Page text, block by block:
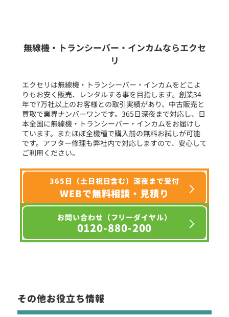
フリーワード入力(製品名等)
選択条件をリセット
無線機・トランシーバー・インカムならエクセ
リ
エクセリは無線機・トランシーバー・インカムをどこよ
りもお安く販売、レンタルする事を目指します。創業34
年で7万社以上のお客様との取引実績があり、中古販売と
買取で業界ナンバーワンです。365日深夜まで対応し、日
本全国に無線機・トランシーバー・インカムをお届けし
ています。またほぼ全機種で購入前の無料お試しが可能
です。アフター修理も弊社内で対応しますので、安心して
ご利用ください。
365日（土日祝日含む）深夜まで受付
WEBで無料相談・見積り
お問い合わせ（フリーダイヤル）
0120-880-200
その他お役立ち情報